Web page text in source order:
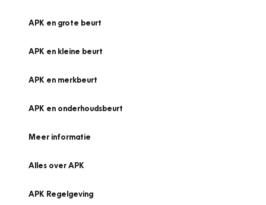
APK en grote beurt
APK en kleine beurt
APK en merkbeurt
APK en onderhoudsbeurt
Meer informatie
Alles over APK
APK Regelgeving